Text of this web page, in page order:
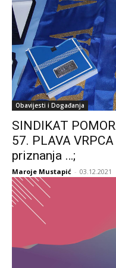
Obavijesti i Događanja
SINDIKAT
57. PLAVA
priznanja …;
Maroje Mustapić - 03.12.2021